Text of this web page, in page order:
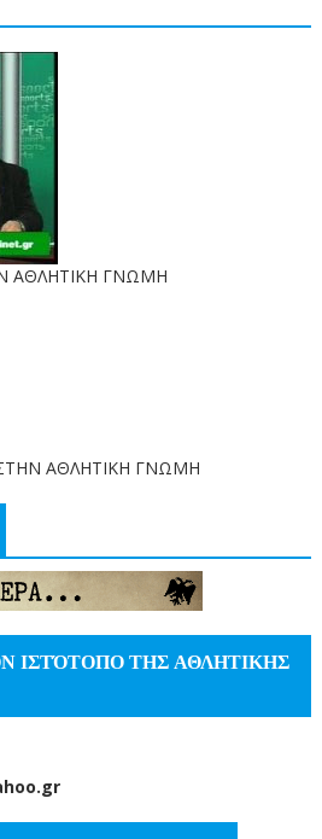
ΑΘΛΗΤΙΚΗ ΓΝΩΜΗ
ΑΘΛΗΤΙΚΗ ΓΝΩΜΗ
ΙΣΤΌΤΟΠΟ ΤΗΣ ΑΘΛΗΤΙΚΗΣ